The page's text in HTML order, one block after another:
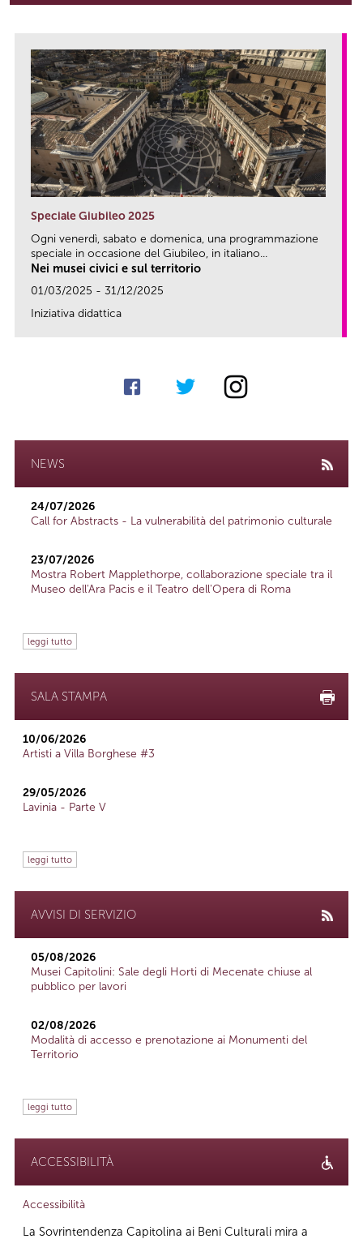
Speciale Giubileo 2025
Ogni venerdì, sabato e domenica, una programmazione
speciale in occasione del Giubileo, in italiano...
Nei musei civici e sul territorio
01/03/2025 - 31/12/2025
Iniziativa didattica
NEWS
24/07/2026
Call for Abstracts - La vulnerabilità del patrimonio culturale
23/07/2026
Mostra Robert Mapplethorpe, collaborazione speciale tra il
Museo dell'Ara Pacis e il Teatro dell'Opera di Roma
leggi tutto
SALA STAMPA
10/06/2026
Artisti a Villa Borghese #3
29/05/2026
Lavinia - Parte V
leggi tutto
AVVISI DI SERVIZIO
05/08/2026
Musei Capitolini: Sale degli Horti di Mecenate chiuse al
pubblico per lavori
02/08/2026
Modalità di accesso e prenotazione ai Monumenti del
Territorio
leggi tutto
ACCESSIBILITÀ
Accessibilità
La Sovrintendenza Capitolina ai Beni Culturali mira a